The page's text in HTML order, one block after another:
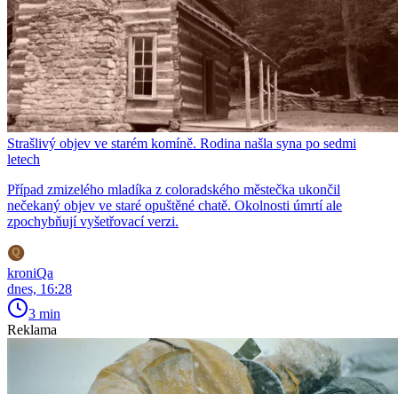
Strašlivý objev ve starém komíně. Rodina našla syna po sedmi
letech
Případ zmizelého mladíka z coloradského městečka ukončil
nečekaný objev ve staré opuštěné chatě. Okolnosti úmrtí ale
zpochybňují vyšetřovací verzi.
kroniQa
dnes, 16:28
3 min
Reklama